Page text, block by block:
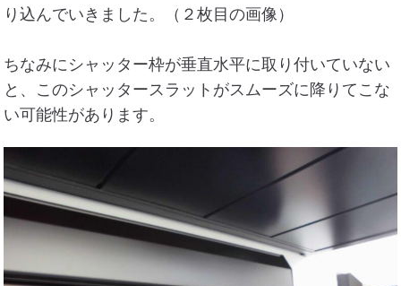
り込んでいきました。（２枚目の画像）
ちなみにシャッター枠が垂直水平に取り付いていない
と、このシャッタースラットがスムーズに降りてこな
い可能性があります。